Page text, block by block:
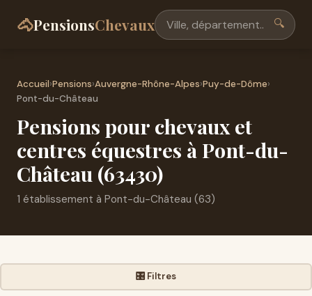
🐴PensionsChevaux 🔍
Accueil›Pensions›Auvergne-Rhône-Alpes›Puy-de-Dôme›
Pont-du-Château
Pensions pour chevaux et
centres équestres à Pont-du-
Château (63430)
1 établissement à Pont-du-Château (63)
🎛️ Filtres